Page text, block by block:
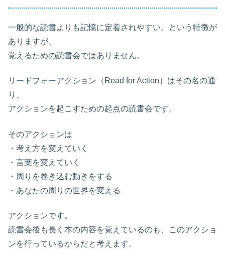
一般的な読書よりも記憶に定着されやすい。という特徴が
ありますが、
覚えるための読書会ではありません。
リードフォーアクション（Read for Action）はその名の通
り、
アクションを起こすための起点の読書会です。
そのアクションは
・考え方を変えていく
・言葉を変えていく
・周りを巻き込む動きをする
・あなたの周りの世界を変える
アクションです。
読書会後も長く本の内容を覚えているのも、このアクショ
ンを行っているからだと考えます。